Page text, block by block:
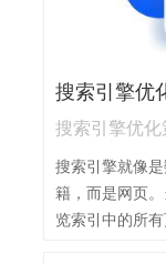
部链接建设：
取外部链接，
化，提升用户体
搜索引擎优
搜索引擎优化
搜索引擎就像
籍，而是网页
览索引中的所